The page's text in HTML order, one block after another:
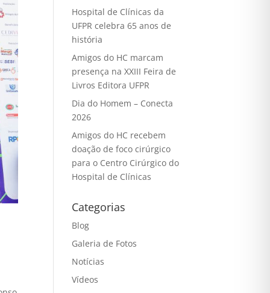
Hospital de Clínicas da
UFPR celebra 65 anos de
história
Amigos do HC marcam
presença na XXIII Feira de
Livros Editora UFPR
Dia do Homem – Conecta
2026
Amigos do HC recebem
doação de foco cirúrgico
para o Centro Cirúrgico do
Hospital de Clínicas
Categorias
Blog
Galeria de Fotos
Notícias
Vídeos